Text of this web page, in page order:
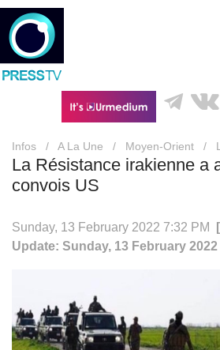
Infos / A La Une / Moyen-Orient /
La Résistance irakienne a
convois US
Sunday, 13 February 2022 7:32 PM
Update: Sunday, 13 February 2022